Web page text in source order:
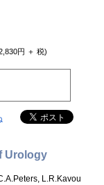
円 ＋ 税)
Urology
L.R.Kavou